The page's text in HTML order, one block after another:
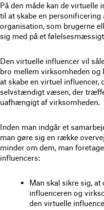
På den måde kan de
til at skabe en personificering
organisation, som brugerne
sig med på et
Den virtuelle influencer vil
bro mellem virksomheden
at skabe en virtuel
selvstændigt væsen, der
uafhængigt af virksomheden.
Inden man indgår et
man gøre sig en række
minder om dem, man
influencers:
Man skal sikre sig,
influenceren og
den virtuelle